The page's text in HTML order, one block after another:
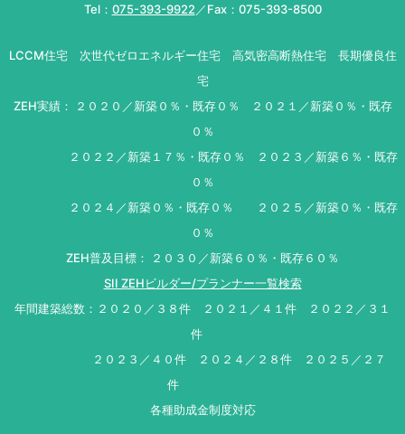
Tel： 075-393-9922 ／Fax：075-393-8500
LCCM住宅 次世代ゼロエネルギー住宅 高気密高断熱住宅 長期優良住
宅
ZEH実績： ２０２０／新築０％・既存０％ ２０２１／新築０％・既存
０％
２０２２／新築１７％・既存０％ ２０２３／新築６％・既存
０％
２０２４／新築０％・既存０％ ２０２５／新築０％・既存
０％
ZEH普及目標： ２０３０／新築６０％・既存６０％
SII ZEHビルダー/プランナー一覧検索
年間建築総数：２０２０／３８件 ２０２１／４１件 ２０２２／３１
件
２０２３／４０件 ２０２４／２８件 ２０２５／２７
件
各種助成金制度対応